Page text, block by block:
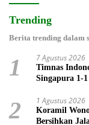
Trending
Berita trending dalam
1 7 Agustus 2026
Timnas
Singapura 1-1
2 1 Agustus 2026
Koramil
Bersihkan